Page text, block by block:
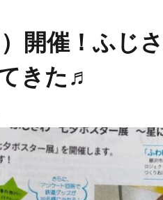
開催！ふじ
きた♬